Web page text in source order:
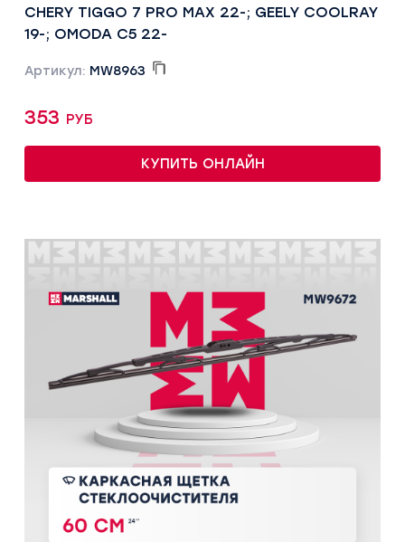
CHERY TIGGO 7 PRO MAX 22-; GEELY COOLRAY
19-; OMODA C5 22-
Артикул: MW8963
353 руб
КУПИТЬ ОНЛАЙН